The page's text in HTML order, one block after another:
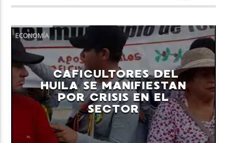
ECONOMÍA
CAFICULTORES DEL
HUILA SE MANIFIESTAN
POR CRISIS EN EL
SECTOR